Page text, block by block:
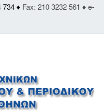
734 ♦ Fax: 210 3232 561 ♦ e-